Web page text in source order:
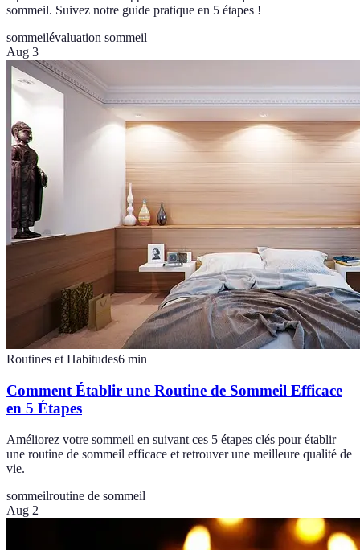
sommeil. Suivez notre guide pratique en 5 étapes !
sommeilévaluation sommeil
Aug 3
Routines et Habitudes6 min
Comment Établir une Routine de Sommeil Efficace
en 5 Étapes
Améliorez votre sommeil en suivant ces 5 étapes clés pour établir
une routine de sommeil efficace et retrouver une meilleure qualité de
vie.
sommeilroutine de sommeil
Aug 2